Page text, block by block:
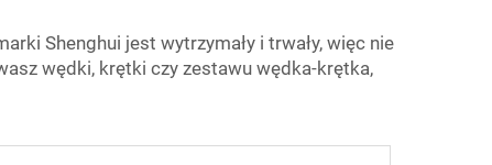
Shenghui jest wytrzymały i trwały, więc nie
wędki, krętki czy zestawu wędka-krętka,